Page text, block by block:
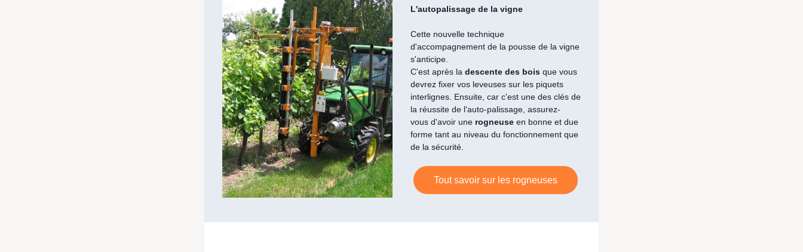
L'autopalissage de la vigne
Cette nouvelle technique
d'accompagnement de la pousse de la vigne
s'anticipe.
C'est après la descente des bois que vous
devrez fixer vos leveuses sur les piquets
interlignes. Ensuite, car c'est une des clés de
la réussite de l'auto-palissage, assurez-
vous d'avoir une rogneuse en bonne et due
forme tant au niveau du fonctionnement que
de la sécurité.
Tout savoir sur les rogneuses